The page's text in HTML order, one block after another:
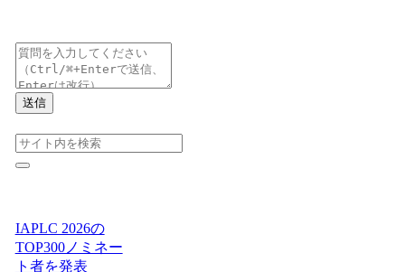
送信
IAPLC 2026の
TOP300ノミネー
ト者を発表